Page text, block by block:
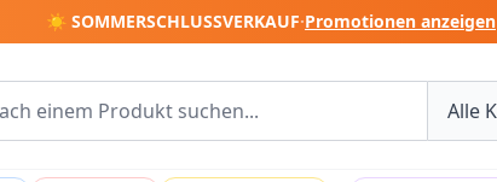
☀️ SOMMERSCHLUSSVERKAUF·Promotionen anzeigen